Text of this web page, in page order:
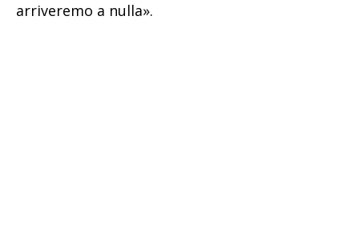
arriveremo a nulla».